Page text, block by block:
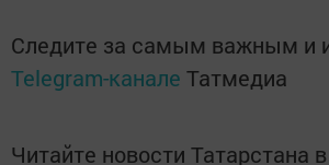
Следите за самым важным и
Telegram-канале Татмедиа
Читайте новости Татарстана в